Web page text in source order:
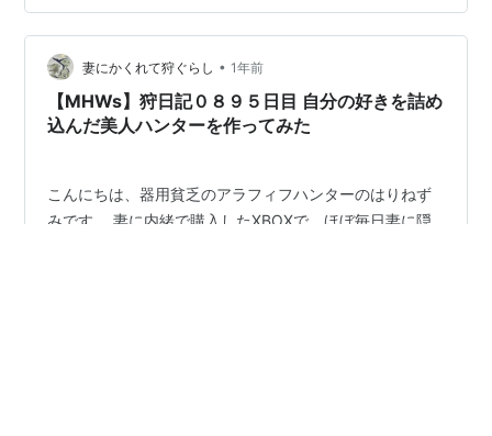
付けられる装備構成 攻撃・境地Lv2+攻撃Lv5+集中Lv4
攻撃・境地Lv2＋攻撃Lv5＋凶会心Lv3 攻撃・境地Lv2＋
攻撃Lv5＋勇猛Lv4 SNSでのティガレックス亜種の大剣に
対する反応 「攻撃・境地」ス…
妻にかくれて狩ぐらし • 1年前
【MHWs】狩日記０８９５日目 自分の好きを詰め
込んだ美人ハンターを作ってみた